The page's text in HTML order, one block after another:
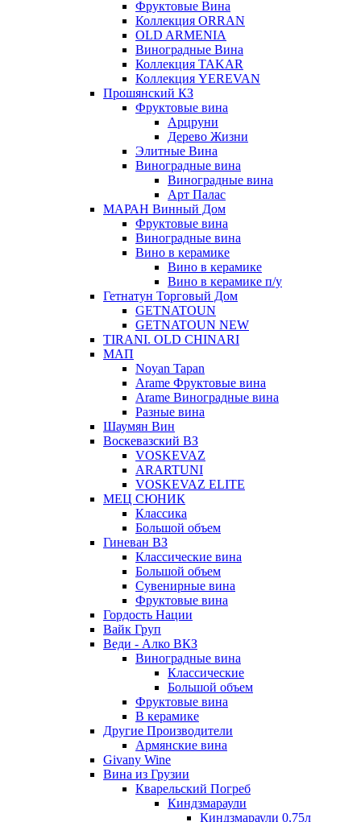
Фруктовые Вина
Коллекция ORRAN
OLD ARMENIA
Виноградные Вина
Коллекция TAKAR
Коллекция YEREVAN
Прошянский КЗ
Фруктовые вина
Арцруни
Дерево Жизни
Элитные Вина
Виноградные вина
Виноградные вина
Арт Палас
МАРАН Винный Дом
Фруктовые вина
Виноградные вина
Вино в керамике
Вино в керамике
Вино в керамике п/у
Гетнатун Торговый Дом
GETNATOUN
GETNATOUN NEW
TIRANI. OLD CHINARI
МАП
Noyan Tapan
Arame Фруктовые вина
Arame Виноградные вина
Разные вина
Шаумян Вин
Воскевазский ВЗ
VOSKEVAZ
ARARTUNI
VOSKEVAZ ELITE
МЕЦ СЮНИК
Классика
Большой объем
Гиневан ВЗ
Классические вина
Большой объем
Сувенирные вина
Фруктовые вина
Гордость Нации
Вайк Груп
Веди - Алко ВКЗ
Виноградные вина
Классические
Большой объем
Фруктовые вина
В керамике
Другие Производители
Армянские вина
Givany Wine
Вина из Грузии
Кварельский Погреб
Киндзмараули
Киндзмараули 0,75л